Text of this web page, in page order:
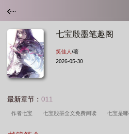
七宝殷墨笔趣阁
笑佳人 /著
2026-05-30
最新章节： 011
作者七宝 七宝殷墨全文免费阅读 七宝是